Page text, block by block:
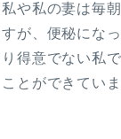
や私の妻は毎
が、便秘にな
得意でない私
とができていま